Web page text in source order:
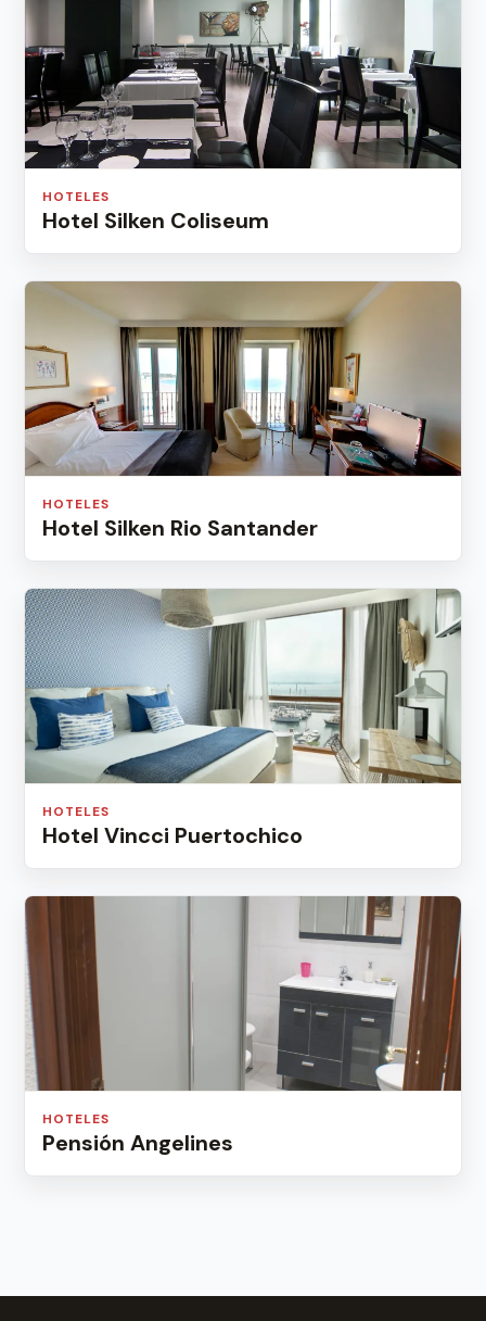
HOTELES
Hotel Silken Coliseum
HOTELES
Hotel Silken Rio Santander
HOTELES
Hotel Vincci Puertochico
HOTELES
Pensión Angelines